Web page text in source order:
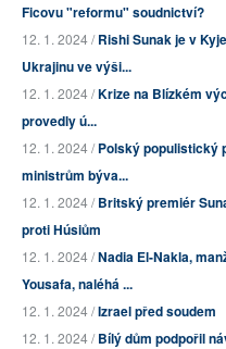
Ficovu "reformu" soudnictví?
12. 1. 2024 /Rishi Sunak je v
Ukrajinu ve výši...
12. 1. 2024 /Krize na Blízkém
provedly ú...
12. 1. 2024 /Polský populistický
ministrům býva...
12. 1. 2024 /Britský premiér
proti Húsiům
12. 1. 2024 /Nadia El-Nakla,
Yousafa, naléhá ...
12. 1. 2024 /Izrael před soudem
12. 1. 2024 /Bílý dům podpořil